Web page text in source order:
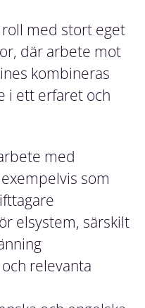
med stort eget
där arbete mot
kombineras
i ett erfaret och
med
som
elsystem, särskilt
relevanta